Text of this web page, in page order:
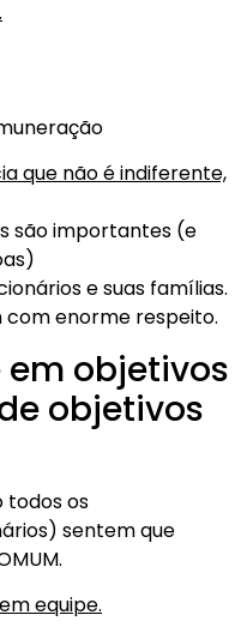
que não é indiferente,
são importantes (e
e suas famílias.
enorme respeito.
objetivos
objetivos
todos os
sentem que
equipe.